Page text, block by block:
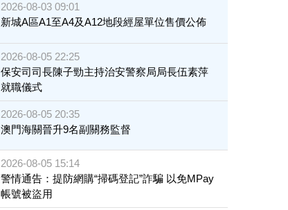
2026-08-03 09:01
新城A區A1至A4及A12地段經屋單位售價公佈
2026-08-05 22:25
保安司司長陳子勁主持治安警察局局長伍素萍
就職儀式
2026-08-05 20:35
澳門海關晉升9名副關務監督
2026-08-05 15:14
警情通告：提防網購“掃碼登記”詐騙 以免MPay
帳號被盜用